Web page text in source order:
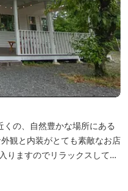
観と内装がとても素敵なお店
りますのでリラックスして食
席や円卓、外のテラス席など
がいいカフェです。 森の